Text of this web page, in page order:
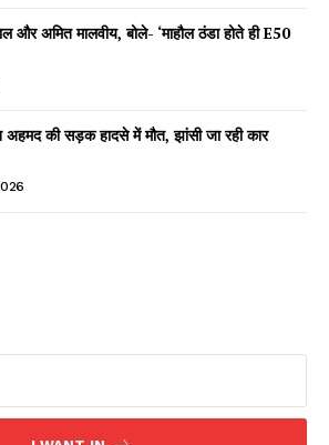
News on AIN
NEWS 1 App
और अमित मालवीय, बोले- ‘माहौल ठंडा होते ही E50
की सड़क हादसे में मौत, झांसी जा रही कार